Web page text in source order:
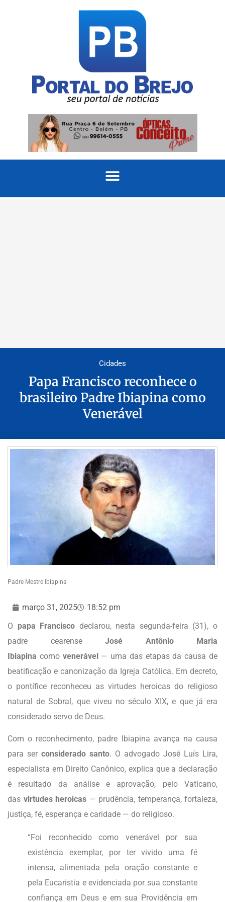
Cidades
Papa Francisco reconhece o
brasileiro Padre Ibiapina como
Venerável
Padre Mestre Ibiapina
março 31, 2025
18:52 pm
O papa Francisco declarou, nesta segunda-feira (31), o
padre cearense José Antônio Maria
Ibiapina como venerável — uma das etapas da causa de
beatificação e canonização da Igreja Católica. Em decreto,
o pontífice reconheceu as virtudes heroicas do religioso
natural de Sobral, que viveu no século XIX, e que já era
considerado servo de Deus.
Com o reconhecimento, padre Ibiapina avança na causa
para ser considerado santo. O advogado José Luís Lira,
especialista em Direito Canônico, explica que a declaração
é resultado da análise e aprovação, pelo Vaticano,
das virtudes heroicas — prudência, temperança, fortaleza,
justiça, fé, esperança e caridade — do religioso.
“Foi reconhecido como venerável por sua
existência exemplar, por ter vivido uma fé
intensa, alimentada pela oração constante e
pela Eucaristia e evidenciada por sua constante
confiança em Deus e em sua Providência em